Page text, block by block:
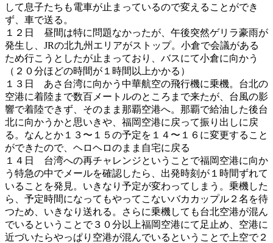
して息子たちも電車が止まっているので変えることができ
ず、車で送る。
１２日 昼間は特に問題なかったが、午後突然ゲリラ豪雨が
発生し、JRの北九州エリアがストップ。小倉で会議がある
ため行こうとしたが止まっており、バスにて小倉に向かう
（２０分ほどの時間が１時間以上かかる）
１３日 あさ台湾に向かう中華航空の飛行機に乗機。台北の
空港に着陸まで数百メートルのところまで来たが、台風の影
響で着陸できず、そのまま那覇空港へ。那覇で給油した後台
北に向かうかと思いきや、福岡空港に戻って振り出しに戻
る。なんとか１３〜１５の予定を１４〜１６に変更すること
ができたので、ヘロヘロのまま自宅に戻る
１４日 台湾への再チャレンジということで福岡空港に向か
う特急の中でメールを確認したら、出発時刻が１時間ずれて
いることを発見。いきなり予定が変わってしまう。乗機した
ら、予定時間になってもやってこないバカカップル２名を待
つため、いきなり送れる。さらに乗機しても台北空港が混ん
でいるということで３０分以上福岡空港にて足止め、空港に
近づいたらやっぱり空港が混んでいるということで上空で２